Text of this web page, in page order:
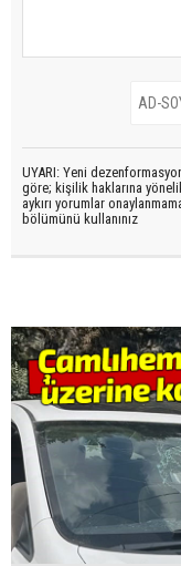
UYARI: Yeni
göre; kişilik haklarına
aykırı yorumlar
bölümünü kullanınız